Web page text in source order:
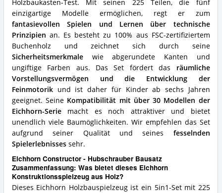
Holzbaukasten-Test. Mit seinen 225 Teilen, die fünf
einzigartige Modelle ermöglichen, regt er zum
fantasievollen Spielen und Lernen über technische
Prinzipien an. Es besteht zu 100% aus FSC-zertifiziertem
Buchenholz und zeichnet sich durch seine
Sicherheitsmerkmalewie abgerundete Kanten und
ungiftige Farben aus. Das Set fördert das räumliche
Vorstellungsvermögen und die Entwicklung der
Feinmotorikund ist daher für Kinder ab sechs Jahren
geeignet. Seine Kompatibilität mit über 30 Modellen der
Eichhorn-Seriemacht es noch attraktiver und bietet
unendlich viele Baumöglichkeiten. Wir empfehlen das Set
aufgrund seiner Qualität und seines fesselnden
Spielerlebnissessehr.
Eichhorn Constructor - Hubschrauber Bausatz
Zusammenfassung: Was bietet dieses Eichhorn
Konstruktionsspielzeug aus Holz?
Dieses Eichhorn Holzbauspielzeug ist ein 5in1-Set mit 225